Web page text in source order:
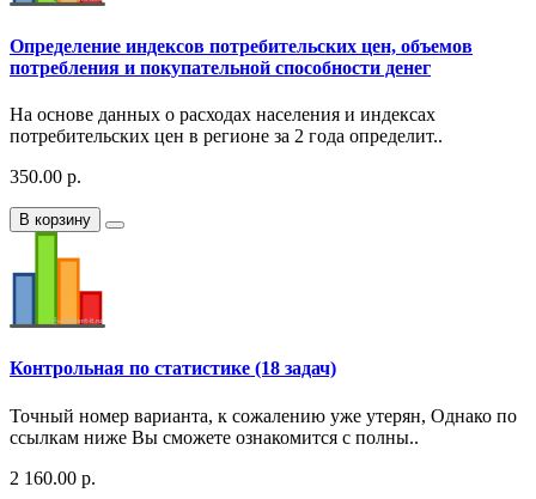
Определение индексов потребительских цен, объемов
потребления и покупательной способности денег
На основе данных о расходах населения и индексах
потребительских цен в регионе за 2 года определит..
350.00 р.
В корзину
Контрольная по статистике (18 задач)
Точный номер варианта, к сожалению уже утерян, Однако по
ссылкам ниже Вы сможете ознакомится с полны..
2 160.00 р.